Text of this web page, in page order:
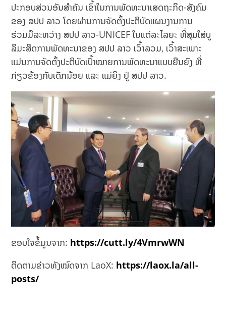
ປະກອບສ່ວນອັນສໍາຄັນ ເຂົ້າໃນການພັດທະນາເສດຖະກິດ-ສັງຄົມ
ຂອງ ສປປ ລາວ ໂດຍຜ່ານການຈັດຕັ້ງປະຕິບັດແຜນງານການ
ຮ່ວມມືລະຫວ່າງ ສປປ ລາວ-UNICEF ໃນແຕ່ລະໄລຍະ ທີ່ສຸມໃສ່ບູ
ລິມະສິດການພັດທະນາຂອງ ສປປ ລາວ ເວົ້າລວມ, ເວົ້າສະເພາະ
ແມ່ນການຈັດຕັ້ງປະຕິບັດເປົ້າໝາຍການພັດທະນາແບບຍືນຍົງ ທີ່
ກ່ຽວຂ້ອງກັບເດັກນ້ອຍ ແລະ ແມ່ຍິງ ຢູ່ ສປປ ລາວ.
ຂອບໃຈຂໍ້ມູນຈາກ: https://cutt.ly/4VmrwWN
ຕິດຕາມຂ່າວທັງໝົດຈາກ LaoX: https://laox.la/all-
posts/